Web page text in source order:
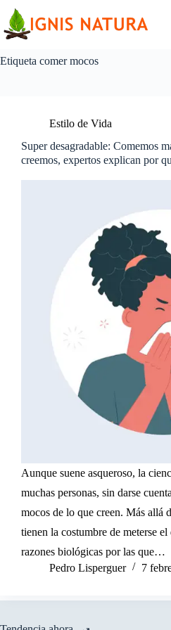
contenido
Etiqueta comer mocos
Estilo de Vida
Super desagradable: Comemos
creemos, expertos explican por
Aunque suene asqueroso, la
muchas personas, sin darse
mocos de lo que creen. Más allá
tienen la costumbre de meterse
razones biológicas por las que…
Pedro Lisperguer
7